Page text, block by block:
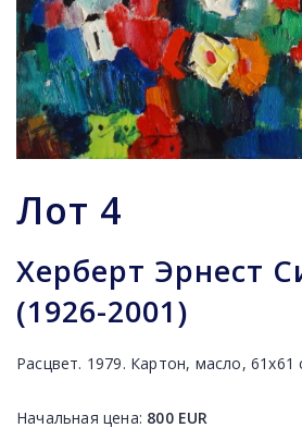
Лот 4
Херберт Эрнест
(1926-2001)
Расцвет. 1979. Картон, масло, 61х61
Начальная цена: 800EUR